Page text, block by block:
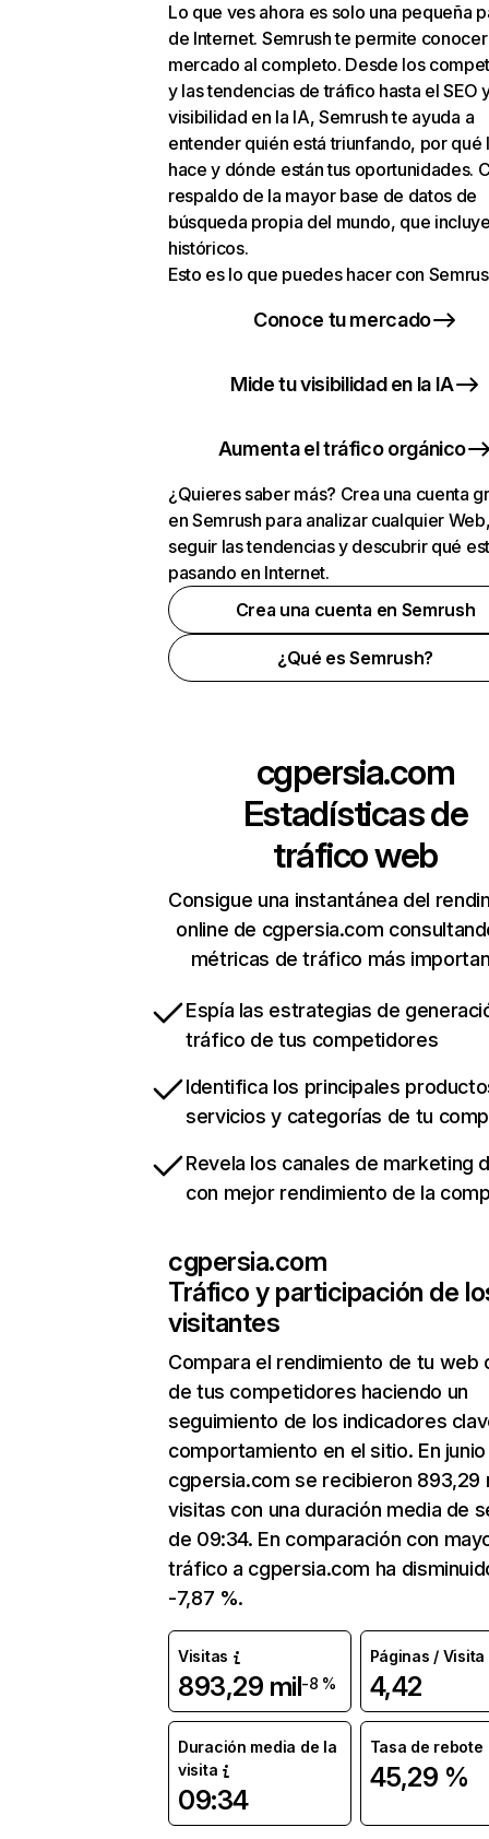
Lo que ves ahora es solo una pequeña
de Internet. Semrush te permite
mercado al completo. Desde los
y las tendencias de tráfico hasta el SEO
visibilidad en la IA, Semrush te ayuda a
entender quién está triunfando, por qué
hace y dónde están tus oportunidades.
respaldo de la mayor base de datos de
búsqueda propia del mundo, que
históricos.
Esto es lo que puedes hacer con
Conoce tu mercado
Mide tu visibilidad en la IA
Aumenta el tráfico orgánico
¿Quieres saber más? Crea una cuenta
en Semrush para analizar cualquier
seguir las tendencias y descubrir qué
pasando en Internet.
Crea una cuenta en Semrush
¿Qué es Semrush?
cgpersia.com
Estadísticas de
tráfico web
Consigue una instantánea del
online de cgpersia.com
métricas de tráfico más
Espía las estrategias de
tráfico de tus competidores
Identifica los principales
servicios y categorías de tu
Revela los canales de marketing
con mejor rendimiento de la
cgpersia.com
Tráfico y participación de
visitantes
Compara el rendimiento de tu web
de tus competidores haciendo un
seguimiento de los indicadores
comportamiento en el sitio. En junio
cgpersia.com se recibieron 893,29
visitas con una duración media de
de 09:34. En comparación con
tráfico a cgpersia.com ha
-7,87 %.
Visitas
893,29 mil-8 %
Páginas / Visita
4,42
Duración media de la
visita
09:34
Tasa de rebote
45,29 %